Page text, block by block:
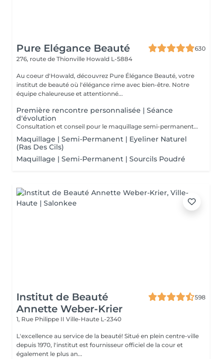
Pure Elégance Beauté
630
276, route de Thionville Howald L-5884
Au coeur d'Howald, découvrez Pure Élégance Beauté, votre
institut de beauté où l'élégance rime avec bien-être. Notre
équipe chaleureuse et attentionné...
Première rencontre personnalisée | Séance
d'évolution
Consultation et conseil pour le maquillage semi-permanent/ dermopigmentation. Le maquillage semi-permanent est idéal pour rester impeccable en toutes circonstances. Il est durable, mais non définitif, au contraire du tatouage. Toutefois, la technique est semblable à celle d'un tatouage ordinaire. Des pigments sont à injecter dans l'épiderme via un appareil spécial. Afin de garantir votre réservation, un acompte est requis lors de la prise de rendez-vous.Merci pour votre compréhension.
Maquillage | Semi-Permanent | Eyeliner Naturel
(Ras Des Cils)
Maquillage | Semi-Permanent | Sourcils Poudré
Institut de Beauté
Annette Weber-Krier
598
1, Rue Philippe II Ville-Haute L-2340
L'excellence au service de la beauté! Situé en plein centre-ville
depuis 1970, l'institut est fournisseur officiel de la cour et
également le plus an...